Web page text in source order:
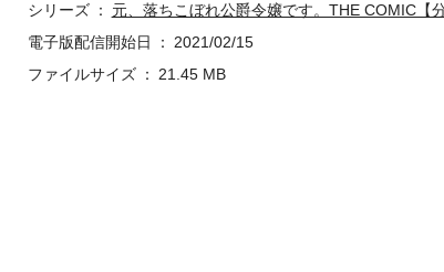
シリーズ
元、落ちこぼれ公爵令嬢です。THE COMIC【分
電子版配信開始日
2021/02/15
ファイルサイズ
21.45 MB